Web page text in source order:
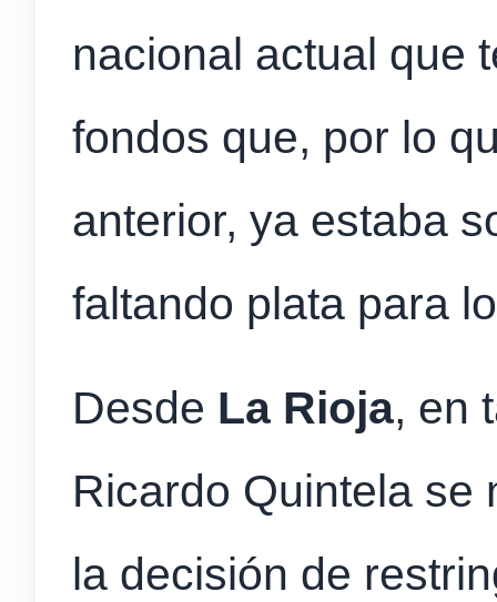
nacional actual que
fondos que, por lo
anterior, ya estaba
faltando plata para
Desde La Rioja, en
Ricardo Quintela se
la decisión de